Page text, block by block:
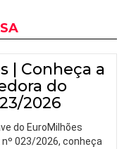
| Conheça a
do
2026
do EuroMilhões
023/2026, conheça